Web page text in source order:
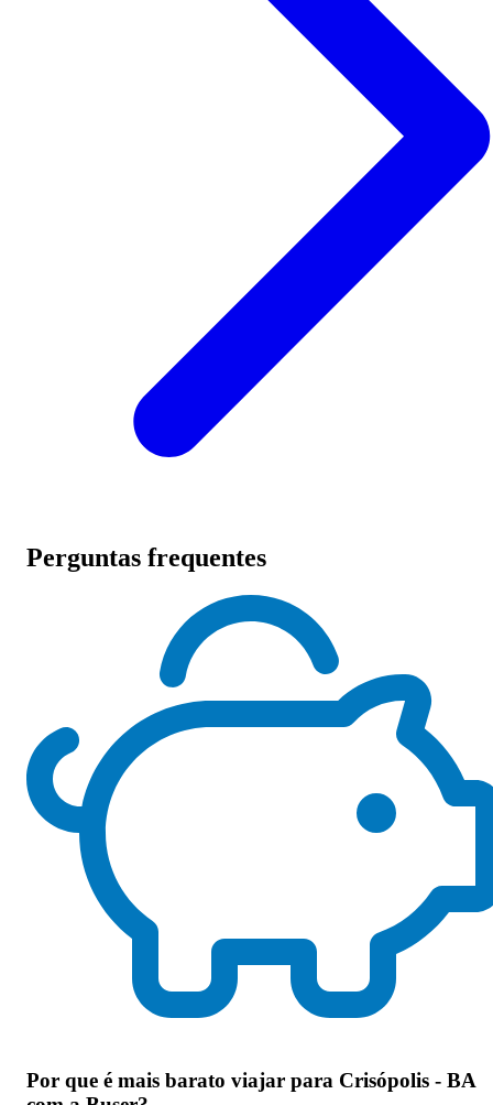
Perguntas frequentes
Por que é mais barato viajar para Crisópolis - BA